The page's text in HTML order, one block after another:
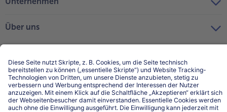
Über uns